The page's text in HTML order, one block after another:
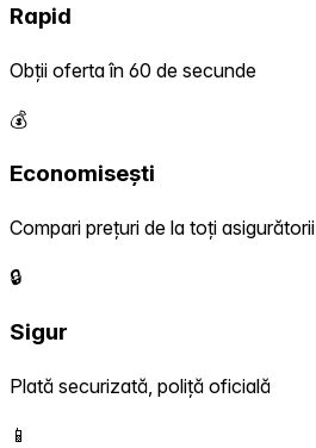
Rapid
Obții oferta în 60 de secunde
💰
Economisești
Compari prețuri de la toți asigurătorii
🔒
Sigur
Plată securizată, poliță oficială
📱